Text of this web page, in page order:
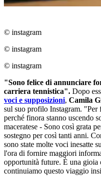
© instagram
© instagram
© instagram
"Sono felice di annunciare
carriera tennistica". Dopo
voci e supposizioni, Camila
sul suo profilo Instagram. "Per
perché finora stanno uscendo
maceratese - Sono così grata
sostegno per così tanti anni.
sono state molte voci inesatte
l'ora di fornire maggiori
opportunità future. È una
continuiamo questo viaggio